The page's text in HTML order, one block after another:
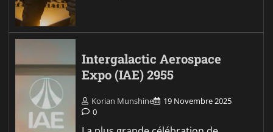
Intergalactic Aerospace
Expo (IAE) 2955
Korian Munshine
19 Novembre 2025
0